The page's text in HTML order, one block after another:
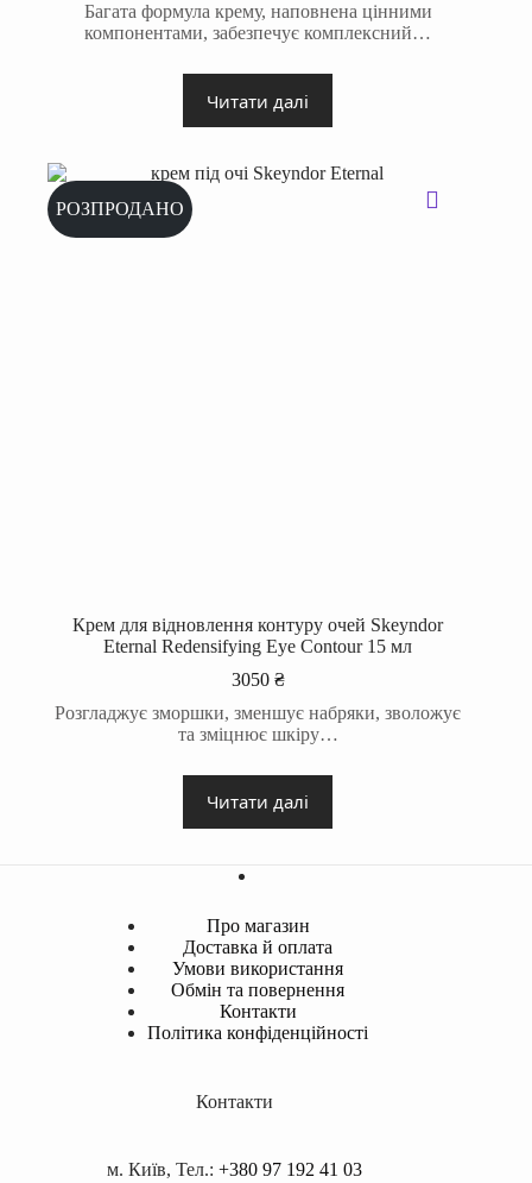
Багата формула крему, наповнена цінними
компонентами, забезпечує комплексний…
Читати далі
РОЗПРОДАНО
Крем для відновлення контуру очей Skeyndor
Eternal Redensifying Eye Contour 15 мл
3050 ₴
Розгладжує зморшки, зменшує набряки, зволожує
та зміцнює шкіру…
Читати далі
Про магазин
Доставка й оплата
Умови використання
Обмін та повернення
Контакти
Політика конфіденційності
Контакти
м. Київ, Тел.: +380 97 192 41 03